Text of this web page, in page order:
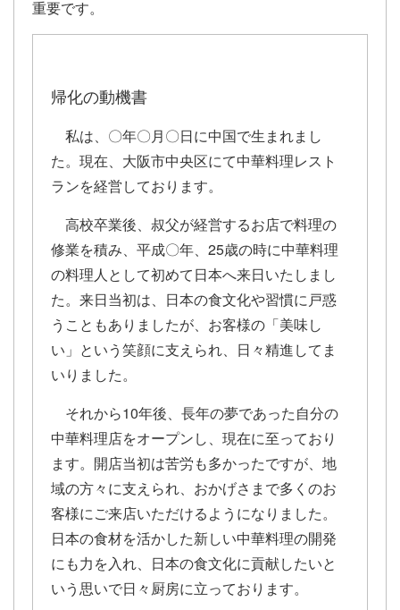
重要です。
帰化の動機書
私は、〇年〇月〇日に中国で生まれまし
た。現在、大阪市中央区にて中華料理レスト
ランを経営しております。
高校卒業後、叔父が経営するお店で料理の
修業を積み、平成〇年、25歳の時に中華料理
の料理人として初めて日本へ来日いたしまし
た。来日当初は、日本の食文化や習慣に戸惑
うこともありましたが、お客様の「美味し
い」という笑顔に支えられ、日々精進してま
いりました。
それから10年後、長年の夢であった自分の
中華料理店をオープンし、現在に至っており
ます。開店当初は苦労も多かったですが、地
域の方々に支えられ、おかげさまで多くのお
客様にご来店いただけるようになりました。
日本の食材を活かした新しい中華料理の開発
にも力を入れ、日本の食文化に貢献したいと
いう思いで日々厨房に立っております。